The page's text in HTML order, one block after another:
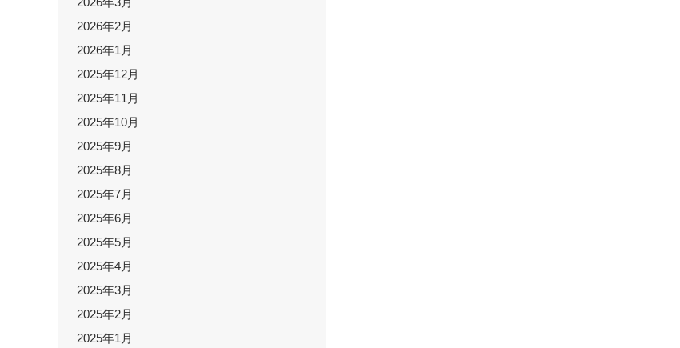
2026年2月
2026年1月
2025年12月
2025年11月
2025年10月
2025年9月
2025年8月
2025年7月
2025年6月
2025年5月
2025年4月
2025年3月
2025年2月
2025年1月